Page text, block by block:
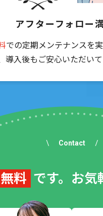
ました。
であっとゆう間に設置が終
アフターフォロー
での定期メンテナンスを
導入後もご安心いただいて
Contact
無料 です。お気